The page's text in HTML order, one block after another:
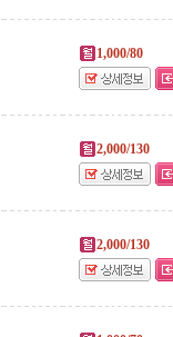
1,000/80
2,000/130
2,000/130